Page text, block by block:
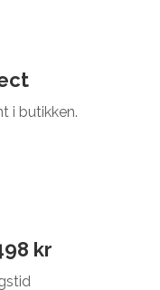
i butikken.
kr